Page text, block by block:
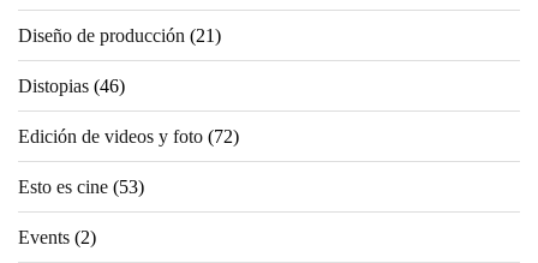
Diseño de producción (21)
Distopias (46)
Edición de videos y foto (72)
Esto es cine (53)
Events (2)